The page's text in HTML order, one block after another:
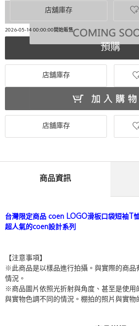
店舖庫存
2026-05-14 00:00:00開始販售
預購
店舖庫存
店舖庫存
商品資訊
台灣限定商品 coen LOGO滑板口袋短袖T
超人氣的coen設計系列
【注意事項】
※此商品是以樣品進行拍攝。與實際的商品
情況。
※商品圖片依照光折射與角度、甚至是使用
與實物色調不同的情況。棚拍的照片與實物